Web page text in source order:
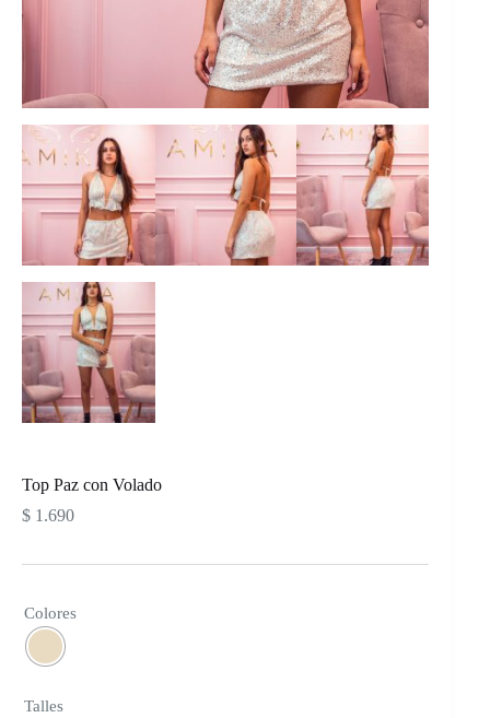
Top Paz con Volado
$ 1.690
Colores
Talles